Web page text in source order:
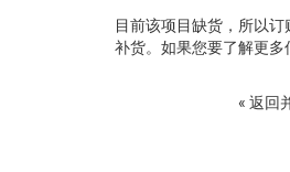
目前该项目缺货，所以
补货。如果您要了解更多
« 返回